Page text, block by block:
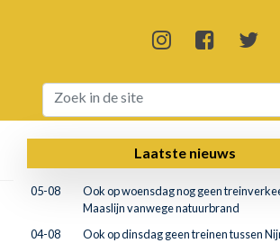
Laatste nieuws
05-08
Ook op woensdag nog geen
Maaslijn vanwege natuurbrand
04-08
Ook op dinsdag geen treinen tussen